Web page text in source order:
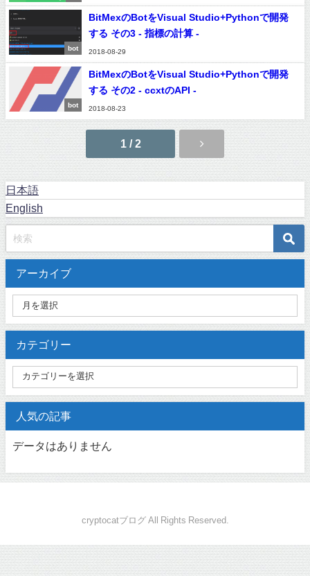
bot
BitMexのBotをVisual Studio+Pythonで開発
する その3 - 指標の計算 -
2018-08-29
bot
BitMexのBotをVisual Studio+Pythonで開発
する その2 - ccxtのAPI -
2018-08-23
1 / 2
日本語
English
アーカイブ
カテゴリー
人気の記事
データはありません
cryptocatブログ All Rights Reserved.